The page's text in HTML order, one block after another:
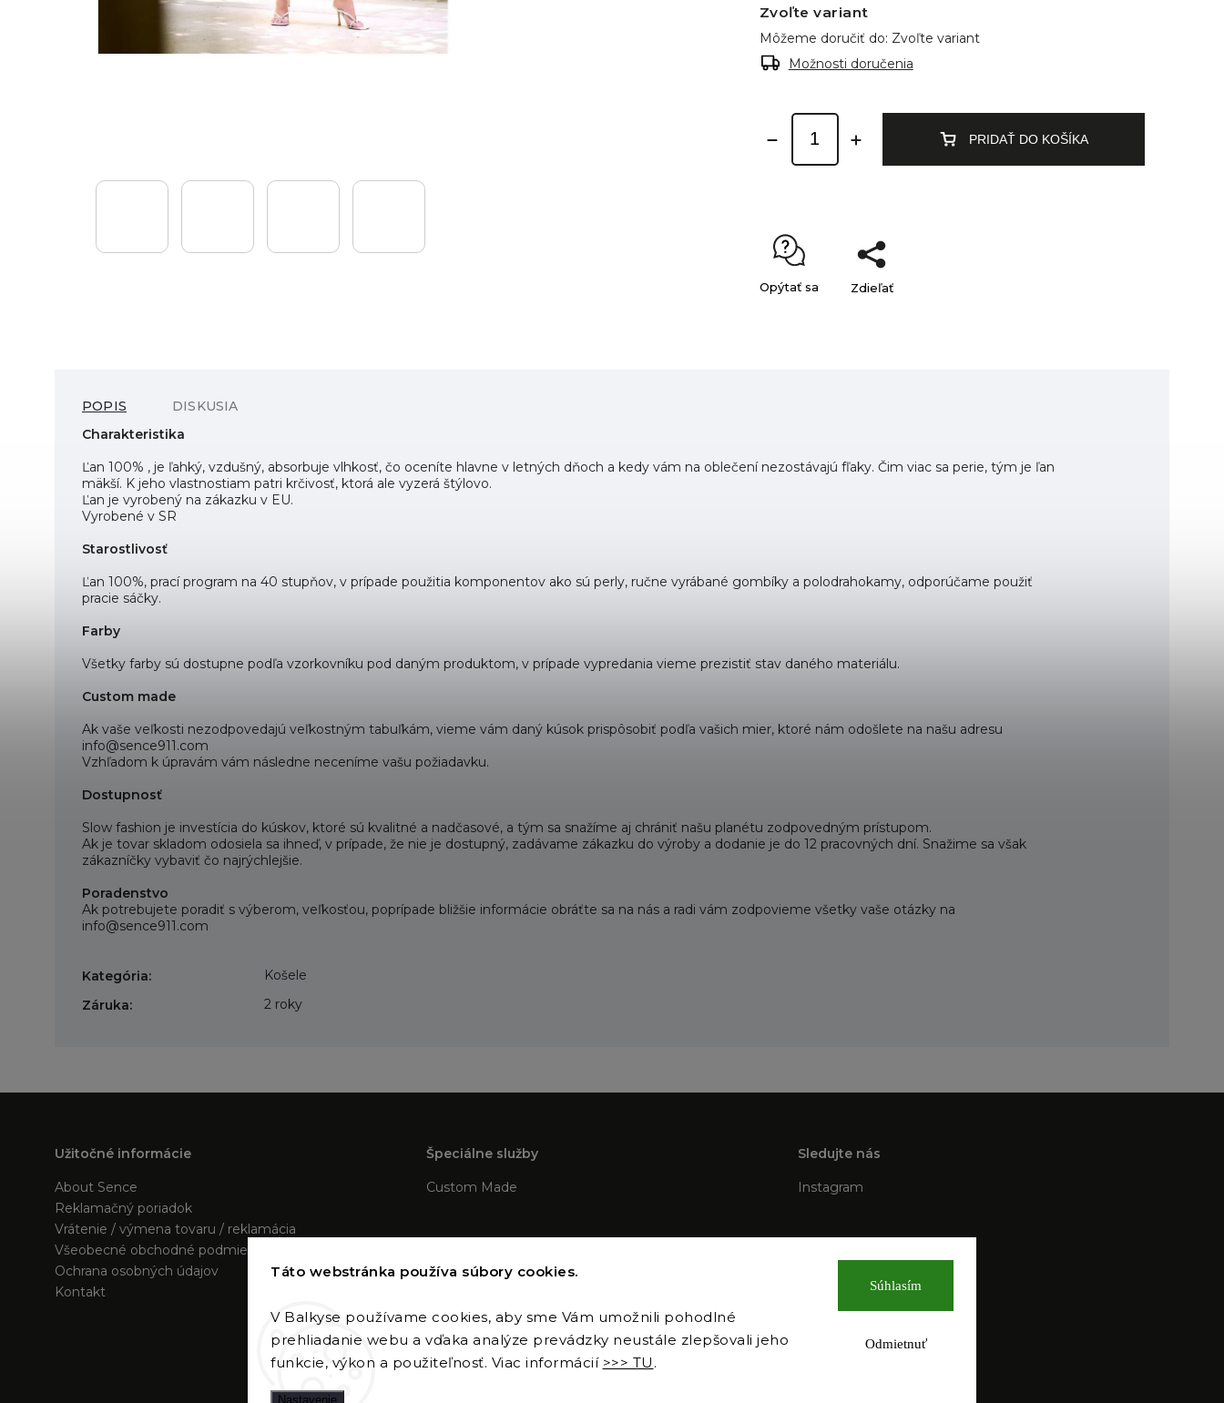
Táto webstránka používa súbory cookies.
V Balkyse používame cookies, aby sme Vám umožnili pohodlné
prehliadanie webu a vďaka analýze prevádzky neustále zlepšovali jeho
funkcie, výkon a použiteľnosť. Viac informácií >>> TU .
Nastavenie
Odmietnuť
Súhlasím
Zvoľte variant
Môžeme doručiť do: Zvoľte variant
Možnosti doručenia
PRIDAŤ DO KOŠÍKA
Opýtať sa Zdieľať
POPIS
DISKUSIA
Charakteristika
Ľan 100% , je ľahký, vzdušný, absorbuje vlhkosť, čo oceníte hlavne v letných dňoch a kedy vám na oblečení nezostávajú fľaky. Čim viac sa perie, tým je ľan
mäkší. K jeho vlastnostiam patri krčivosť, ktorá ale vyzerá štýlovo.
Ľan je vyrobený na zákazku v EU.
Vyrobené v SR
Starostlivosť
Ľan 100%, prací program na 40 stupňov, v prípade použitia komponentov ako sú perly, ručne vyrábané gombíky a polodrahokamy, odporúčame použiť
pracie sáčky.
Farby
Všetky farby sú dostupne podľa vzorkovníku pod daným produktom, v prípade vypredania vieme prezistiť stav daného materiálu.
Custom made
Ak vaše veľkosti nezodpovedajú veľkostným tabuľkám, vieme vám daný kúsok prispôsobiť podľa vašich mier, ktoré nám odošlete na našu adresu
info@sence911.com
Vzhľadom k úpravám vám následne neceníme vašu požiadavku.
Dostupnosť
Slow fashion je investícia do kúskov, ktoré sú kvalitné a nadčasové, a tým sa snažíme aj chrániť našu planétu zodpovedným prístupom.
Ak je tovar skladom odosiela sa ihneď, v prípade, že nie je dostupný, zadávame zákazku do výroby a dodanie je do 12 pracovných dní. Snažime sa však
zákazníčky vybaviť čo najrýchlejšie.
Poradenstvo
Ak potrebujete poradiť s výberom, veľkosťou, poprípade bližšie informácie obráťte sa na nás a radi vám zodpovieme všetky vaše otázky na
info@sence911.com
Kategória:
Košele
Záruka: 2 roky
Užitočné informácie
About Sence
Reklamačný poriadok
Vrátenie / výmena tovaru / reklamácia
Všeobecné obchodné podmienky
Ochrana osobných údajov
Kontakt
Špeciálne služby
Custom Made
Sledujte nás
Instagram
Copyright 2026Sence sro. Všetky práva vyhradené.
Upraviť nastavenie cookies